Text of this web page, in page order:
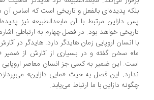
پدیده‌ای بالفعل و تاریخی است که اساس آن در
دازاین مرتبط با آن مابعدالطبیعه نیز پدیده‌ای
خواهد بود. در فصل چهارم به ارتباطی اشاره
انسان اروپایی زمان هایدگر دارد. هایدگر در آثارش از
سخن گفته و در بسیاری از آثارش از ضمیر «ما»
این ضمیر به کسی جز انسان معاصر اروپایی در آن
این فصل به حیث «مایی دازاین» می‌پردازد و
دازاین با ما ارتباط می‌یابد.